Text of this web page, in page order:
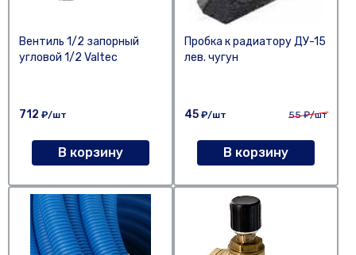
Вентиль 1/2 запорный
угловой 1/2 Valtec
712 ₽/шт
В корзину
Пробка к радиатору ДУ-15
лев. чугун
45 ₽/шт 55₽/шт
В корзину